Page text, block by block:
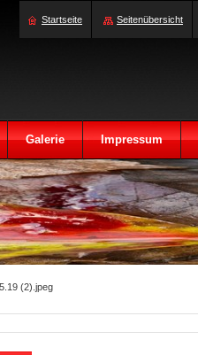
(2).jpeg
Galerie Impressum
Startseite Seitenübersicht